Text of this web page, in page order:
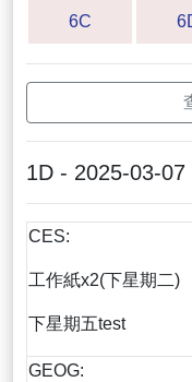
6C
1D - 2025-03-07
CES:
工作紙x2(下星期二)
下星期五test
GEOG: